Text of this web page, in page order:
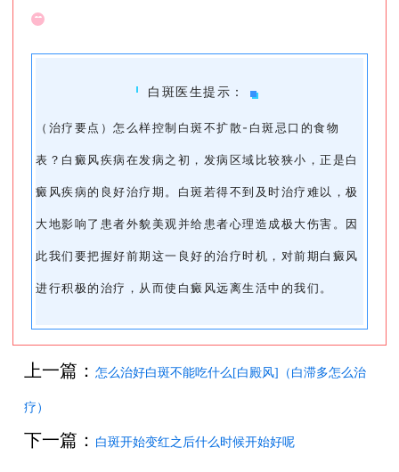
白斑医生提示：
（治疗要点）怎么样控制白斑不扩散-白斑忌口的食物
表？白癜风疾病在发病之初，发病区域比较狭小，正是白
癜风疾病的良好治疗期。白斑若得不到及时治疗难以，极
大地影响了患者外貌美观并给患者心理造成极大伤害。因
此我们要把握好前期这一良好的治疗时机，对前期白癜风
进行积极的治疗，从而使白癜风远离生活中的我们。
上一篇：怎么治好白斑不能吃什么[白殿风]（白滞多怎么治
疗）
下一篇： 白斑开始变红之后什么时候开始好呢